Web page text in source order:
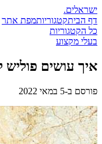
ישראלים.
דף הביתקטגוריותמפת אתר
כל הקטגוריות
בעלי מקצוע
איך עושים פוליש
פורסם ב-5 במאי 2022